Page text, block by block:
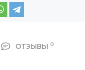
ОТЗЫВЫ 0